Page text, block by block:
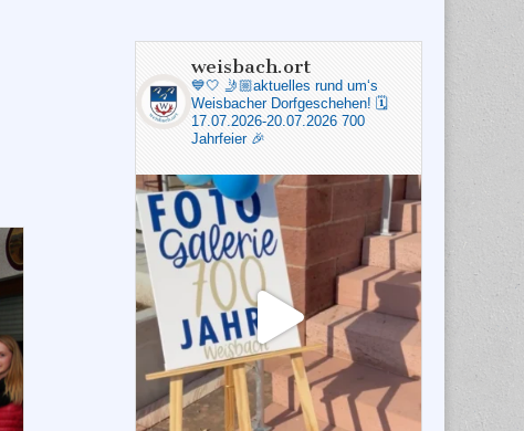
weisbach.ort
💙🤍 🤳🏼aktuelles rund um‘s
Weisbacher Dorfgeschehen! 🗓️
17.07.2026-20.07.2026 700
Jahrfeier 🎉